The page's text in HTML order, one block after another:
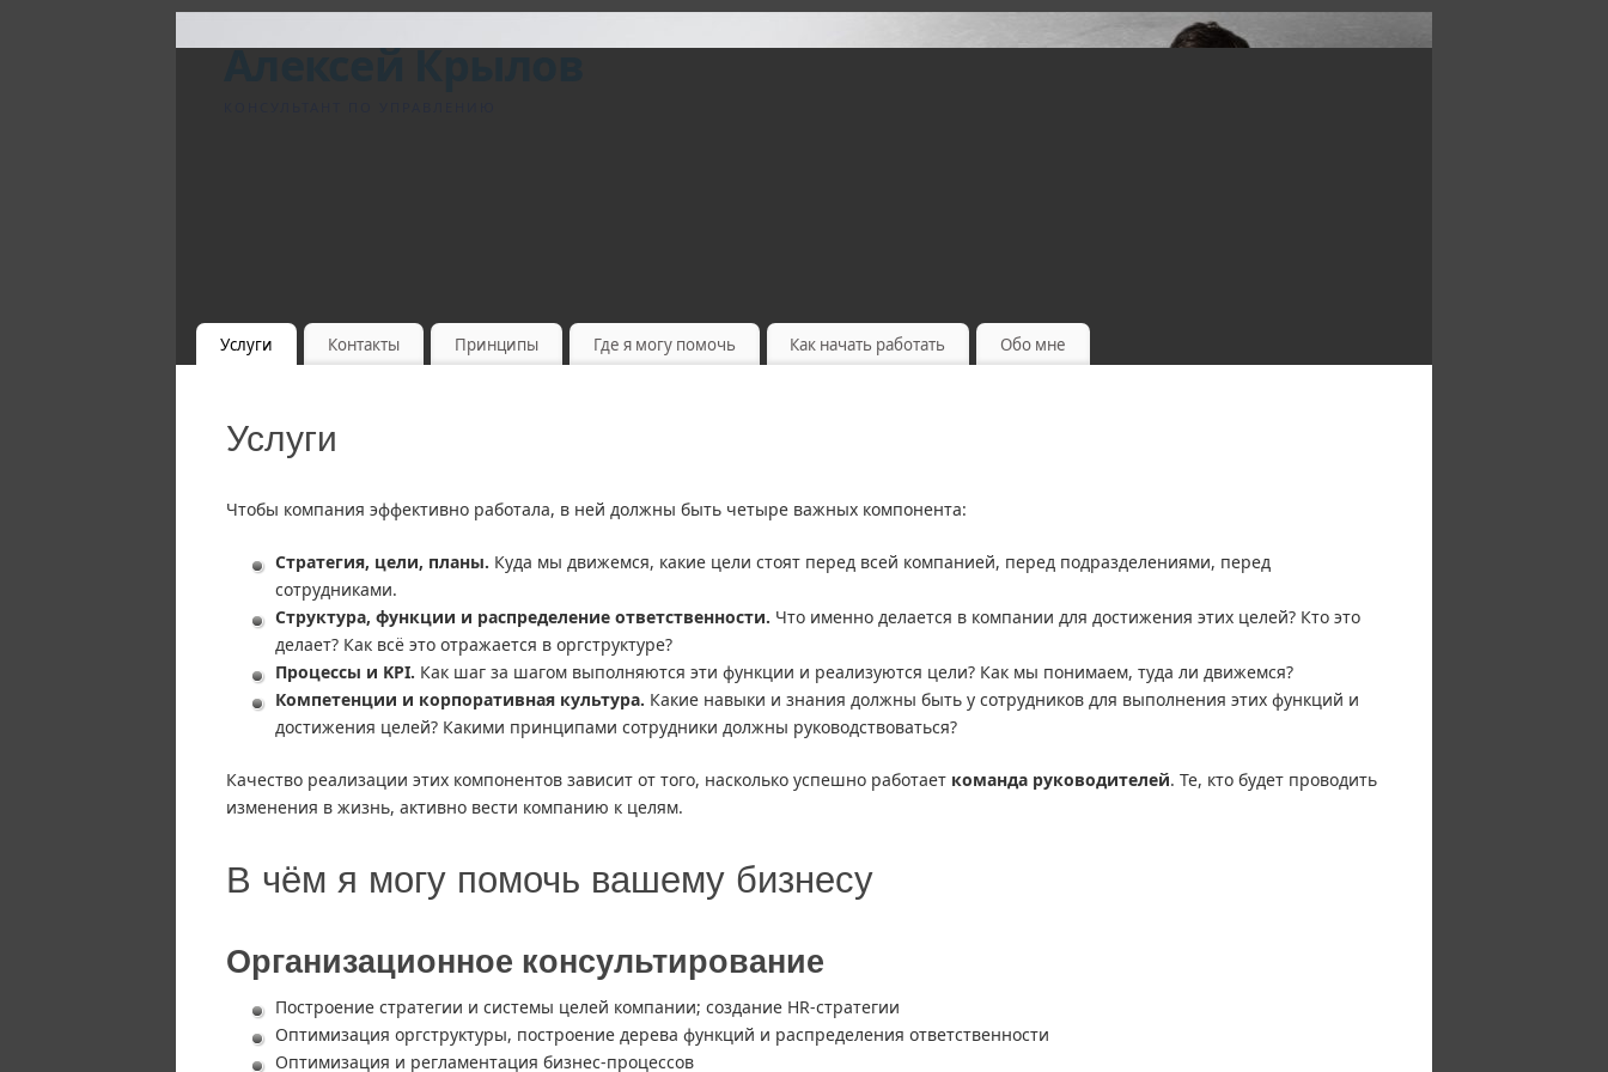
Алексей Крылов
Услуги Контакты Принципы Где я могу помочь Как начать работать Обо мне
Услуги
Чтобы компания эффективно работала, в ней должны быть четыре важных компонента:
Стратегия, цели, планы. Куда мы движемся, какие цели стоят перед всей компанией, перед подразделениями, перед
сотрудниками.
Структура, функции и распределение ответственности. Что именно делается в компании для достижения этих целей? Кто это
делает? Как всё это отражается в оргструктуре?
Процессы и KPI. Как шаг за шагом выполняются эти функции и реализуются цели? Как мы понимаем, туда ли движемся?
Компетенции и корпоративная культура. Какие навыки и знания должны быть у сотрудников для выполнения этих функций и
достижения целей? Какими принципами сотрудники должны руководствоваться?
Качество реализации этих компонентов зависит от того, насколько успешно работает команда руководителей. Те, кто будет проводить
изменения в жизнь, активно вести компанию к целям.
В чём я могу помочь вашему бизнесу
Организационное консультирование
Построение стратегии и системы целей компании; создание HR-стратегии
Оптимизация оргструктуры, построение дерева функций и распределения ответственности
Оптимизация и регламентация бизнес-процессов